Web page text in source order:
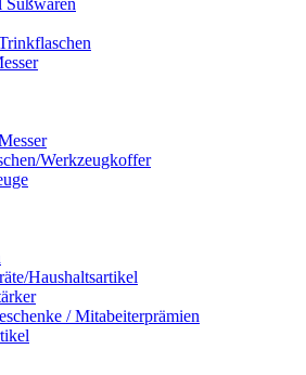
Werkzeugkoffer
Haushaltsartikel
/ Mitabeiterprämien